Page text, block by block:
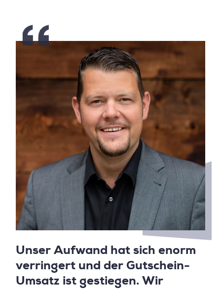
Unser Aufwand hat sich enorm
verringert und der Gutschein-
Umsatz ist gestiegen. Wir